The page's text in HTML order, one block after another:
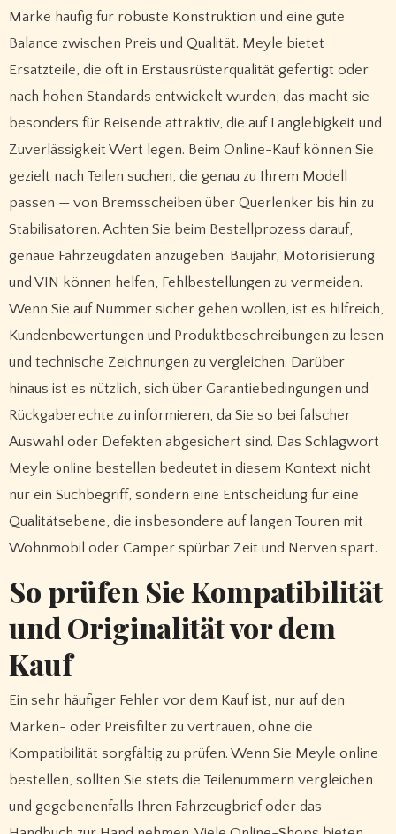
Marke häufig für robuste Konstruktion und eine gute
Balance zwischen Preis und Qualität. Meyle bietet
Ersatzteile, die oft in Erstausrüsterqualität gefertigt oder
nach hohen Standards entwickelt wurden; das macht sie
besonders für Reisende attraktiv, die auf Langlebigkeit und
Zuverlässigkeit Wert legen. Beim Online-Kauf können Sie
gezielt nach Teilen suchen, die genau zu Ihrem Modell
passen — von Bremsscheiben über Querlenker bis hin zu
Stabilisatoren. Achten Sie beim Bestellprozess darauf,
genaue Fahrzeugdaten anzugeben: Baujahr, Motorisierung
und VIN können helfen, Fehlbestellungen zu vermeiden.
Wenn Sie auf Nummer sicher gehen wollen, ist es hilfreich,
Kundenbewertungen und Produktbeschreibungen zu lesen
und technische Zeichnungen zu vergleichen. Darüber
hinaus ist es nützlich, sich über Garantiebedingungen und
Rückgaberechte zu informieren, da Sie so bei falscher
Auswahl oder Defekten abgesichert sind. Das Schlagwort
Meyle online bestellen bedeutet in diesem Kontext nicht
nur ein Suchbegriff, sondern eine Entscheidung für eine
Qualitätsebene, die insbesondere auf langen Touren mit
Wohnmobil oder Camper spürbar Zeit und Nerven spart.
So prüfen Sie Kompatibilität
und Originalität vor dem
Kauf
Ein sehr häufiger Fehler vor dem Kauf ist, nur auf den
Marken- oder Preisfilter zu vertrauen, ohne die
Kompatibilität sorgfältig zu prüfen. Wenn Sie Meyle online
bestellen, sollten Sie stets die Teilenummern vergleichen
und gegebenenfalls Ihren Fahrzeugbrief oder das